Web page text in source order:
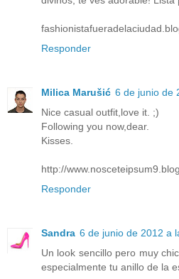
Responder
Milica Marušić 6 de junio de
Nice casual outfit,love it. ;)
Following you now,dear.
Kisses.
http://
Responder
Sandra 6 de junio de 2012 a
Un look sencillo pero muy
especialmente tu anillo de la